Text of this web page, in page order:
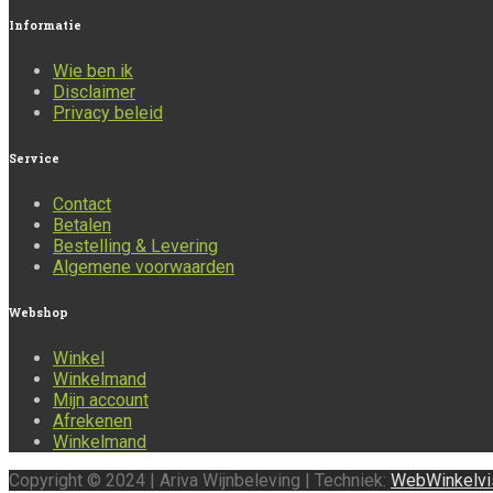
Informatie
Wie ben ik
Disclaimer
Privacy beleid
Service
Contact
Betalen
Bestelling & Levering
Algemene voorwaarden
Webshop
Winkel
Winkelmand
Mijn account
Afrekenen
Winkelmand
Copyright © 2024 | Ariva Wijnbeleving | Techniek: